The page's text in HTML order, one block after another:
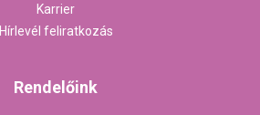
Karrier
Hírlevél feliratkozás
Rendelőink